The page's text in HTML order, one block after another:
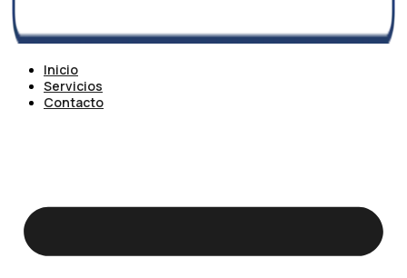
Inicio
Servicios
Contacto